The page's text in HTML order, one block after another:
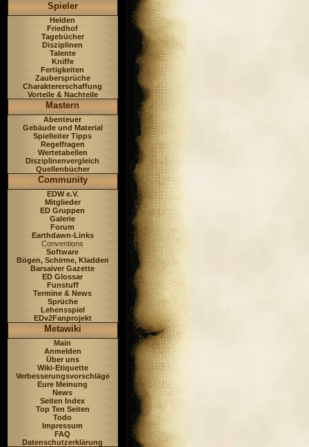
Spieler
Helden
Friedhof
Tagebücher
Disziplinen
Talente
Kniffe
Fertigkeiten
Zaubersprüche
Charaktererschaffung
Vorteile & Nachteile
Mastern
Abenteuer
Gebäude und Material
Spielleiter Tipps
Regelfragen
Wertetabellen
Disziplinenvergleich
Quellenbücher
Community
EDW e.V.
Mitglieder
ED Gruppen
Galerie
Forum
Earthdawn-Links
Conventions
Software
Bögen, Schirme, Kladden
Barsaiver Gazette
ED Glossar
Funstuff
Termine & News
Sprüche
Lehensspiel
EDv2Fanprojekt
Metawiki
Main
Anmelden
Über uns
Wiki-Etiquette
Verbesserungsvorschläge
Eure Meinung
News
Seiten Index
Top Ten Seiten
Todo
Impressum
FAQ
Datenschutzerklärung